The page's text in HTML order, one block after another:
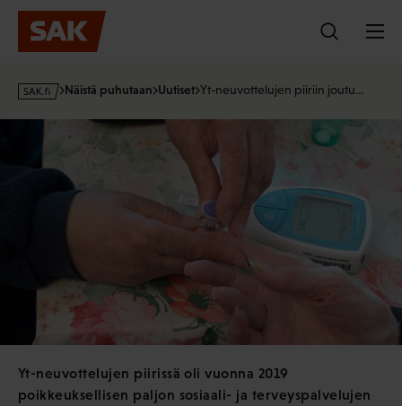
Hyppää
sisältöön
s
Näistä puhutaan Uutiset Yt-neuvottelujen piiriin joutu…
Yt-neuvottelujen piirissä oli vuonna 2019
poikkeuksellisen paljon sosiaali- ja terveyspalvelujen